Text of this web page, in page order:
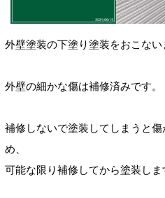
外壁塗装の下塗り塗装をおこない
外壁の細かな傷は補修済みです。
補修しないで塗装してしまうと
め、
可能な限り補修してから塗装しま